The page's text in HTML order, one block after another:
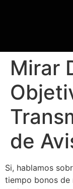
Mirar
de
Si, hablamos
tiempo bonos de